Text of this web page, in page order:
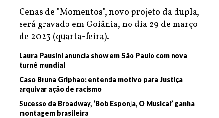
Cenas de "Momentos", novo projeto da dupla,
será gravado em Goiânia, no dia 29 de março
de 2023 (quarta-feira).
Laura Pausini anuncia show em São Paulo com nova
turnê mundial
Caso Bruna Griphao: entenda motivo para Justiça
arquivar ação de racismo
Sucesso da Broadway, ‘Bob Esponja, O Musical’ ganha
montagem brasileira